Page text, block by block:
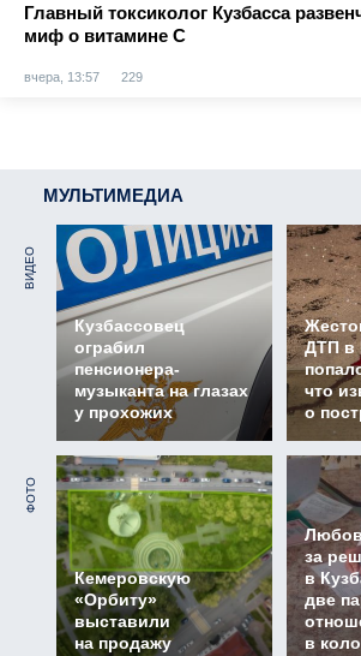
Главный токсиколог Кузбасса
миф о витамине С
вчера, 13:57 229
МУЛЬТИМЕДИА
ВИДЕО
Кузбассовец
ограбил
пенсионера-
музыканта на глазах
у прохожих
ДТП в
что
о
ФОТО
Кемеровскую
«Орбиту»
выставили
на продажу
за
в
две
в